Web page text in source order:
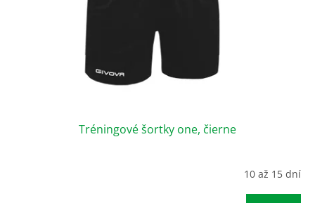
Tréningové šortky one, čierne
10 až 15 dní